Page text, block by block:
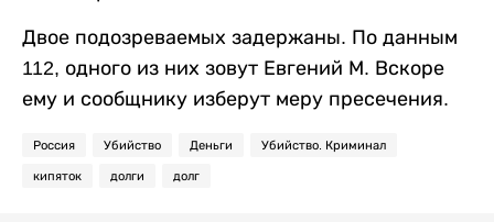
Двое подозреваемых задержаны. По данным
112, одного из них зовут Евгений М. Вскоре
ему и сообщнику изберут меру пресечения.
Россия Убийство Деньги Убийство. Криминал
кипяток долги долг